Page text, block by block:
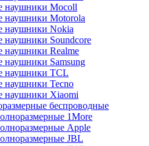
наушники Mocoll
наушники Motorola
наушники Nokia
наушники Soundcore
наушники Realme
наушники Samsung
наушники TCL
наушники Tecno
наушники Xiaomi
беспроводные
1More
Apple
JBL